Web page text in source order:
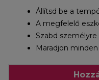
Állítsd be a
A megfelelő
Szabd
Maradjon